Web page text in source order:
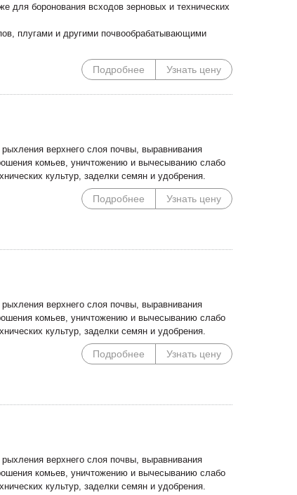
цены на
косилки!
Погрузочное
Сальсксельмаш в
для боронования всходов зерновых и технических
плугами и другими почвообрабатывающими
Подробнее Узнать цену
верхнего слоя почвы, выравнивания
комьев, уничтожению и вычесыванию слабо
культур, заделки семян и удобрения.
Подробнее Узнать цену
верхнего слоя почвы, выравнивания
комьев, уничтожению и вычесыванию слабо
культур, заделки семян и удобрения.
Подробнее Узнать цену
верхнего слоя почвы, выравнивания
комьев, уничтожению и вычесыванию слабо
культур, заделки семян и удобрения.